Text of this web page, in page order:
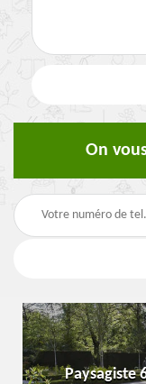
On
Paysagiste